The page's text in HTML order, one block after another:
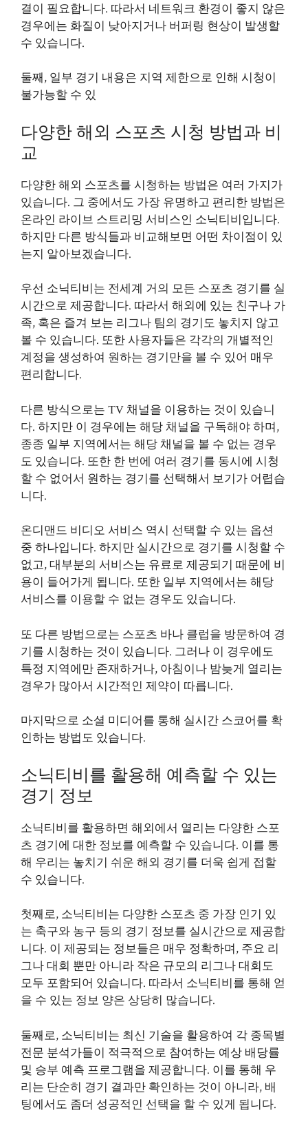
결이 필요합니다. 따라서 네트워크 환경이 좋지 않은
경우에는 화질이 낮아지거나 버퍼링 현상이 발생할
수 있습니다.
둘째, 일부 경기 내용은 지역 제한으로 인해 시청이
불가능할 수 있
다양한 해외 스포츠 시청 방법과 비
교
다양한 해외 스포츠를 시청하는 방법은 여러 가지가
있습니다. 그 중에서도 가장 유명하고 편리한 방법은
온라인 라이브 스트리밍 서비스인 소닉티비입니다.
하지만 다른 방식들과 비교해보면 어떤 차이점이 있
는지 알아보겠습니다.
우선 소닉티비는 전세계 거의 모든 스포츠 경기를 실
시간으로 제공합니다. 따라서 해외에 있는 친구나 가
족, 혹은 즐겨 보는 리그나 팀의 경기도 놓치지 않고
볼 수 있습니다. 또한 사용자들은 각각의 개별적인
계정을 생성하여 원하는 경기만을 볼 수 있어 매우
편리합니다.
다른 방식으로는 TV 채널을 이용하는 것이 있습니
다. 하지만 이 경우에는 해당 채널을 구독해야 하며,
종종 일부 지역에서는 해당 채널을 볼 수 없는 경우
도 있습니다. 또한 한 번에 여러 경기를 동시에 시청
할 수 없어서 원하는 경기를 선택해서 보기가 어렵습
니다.
온디맨드 비디오 서비스 역시 선택할 수 있는 옵션
중 하나입니다. 하지만 실시간으로 경기를 시청할 수
없고, 대부분의 서비스는 유료로 제공되기 때문에 비
용이 들어가게 됩니다. 또한 일부 지역에서는 해당
서비스를 이용할 수 없는 경우도 있습니다.
또 다른 방법으로는 스포츠 바나 클럽을 방문하여 경
기를 시청하는 것이 있습니다. 그러나 이 경우에도
특정 지역에만 존재하거나, 아침이나 밤늦게 열리는
경우가 많아서 시간적인 제약이 따릅니다.
마지막으로 소셜 미디어를 통해 실시간 스코어를 확
인하는 방법도 있습니다.
소닉티비를 활용해 예측할 수 있는
경기 정보
소닉티비를 활용하면 해외에서 열리는 다양한 스포
츠 경기에 대한 정보를 예측할 수 있습니다. 이를 통
해 우리는 놓치기 쉬운 해외 경기를 더욱 쉽게 접할
수 있습니다.
첫째로, 소닉티비는 다양한 스포츠 중 가장 인기 있
는 축구와 농구 등의 경기 정보를 실시간으로 제공합
니다. 이 제공되는 정보들은 매우 정확하며, 주요 리
그나 대회 뿐만 아니라 작은 규모의 리그나 대회도
모두 포함되어 있습니다. 따라서 소닉티비를 통해 얻
을 수 있는 정보 양은 상당히 많습니다.
둘째로, 소닉티비는 최신 기술을 활용하여 각 종목별
전문 분석가들이 적극적으로 참여하는 예상 배당률
및 승부 예측 프로그램을 제공합니다. 이를 통해 우
리는 단순히 경기 결과만 확인하는 것이 아니라, 배
팅에서도 좀더 성공적인 선택을 할 수 있게 됩니다.